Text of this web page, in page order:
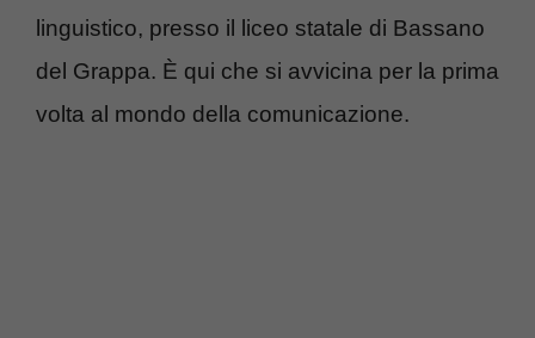
linguistico, presso il liceo statale di Bassano
del Grappa. È qui che si avvicina per la prima
volta al mondo della comunicazione.